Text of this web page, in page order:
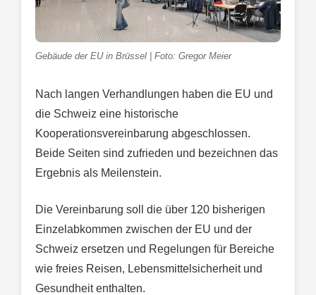
Gebäude der EU in Brüssel | Foto: Gregor Meier
Nach langen Verhandlungen haben die EU und
die Schweiz eine historische
Kooperationsvereinbarung abgeschlossen.
Beide Seiten sind zufrieden und bezeichnen das
Ergebnis als Meilenstein.
Die Vereinbarung soll die über 120 bisherigen
Einzelabkommen zwischen der EU und der
Schweiz ersetzen und Regelungen für Bereiche
wie freies Reisen, Lebensmittelsicherheit und
Gesundheit enthalten.